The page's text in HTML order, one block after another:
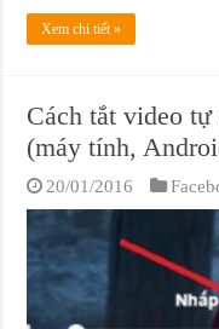
Xem chi tiết »
Cách tắt video
(máy tính,
20/01/2016